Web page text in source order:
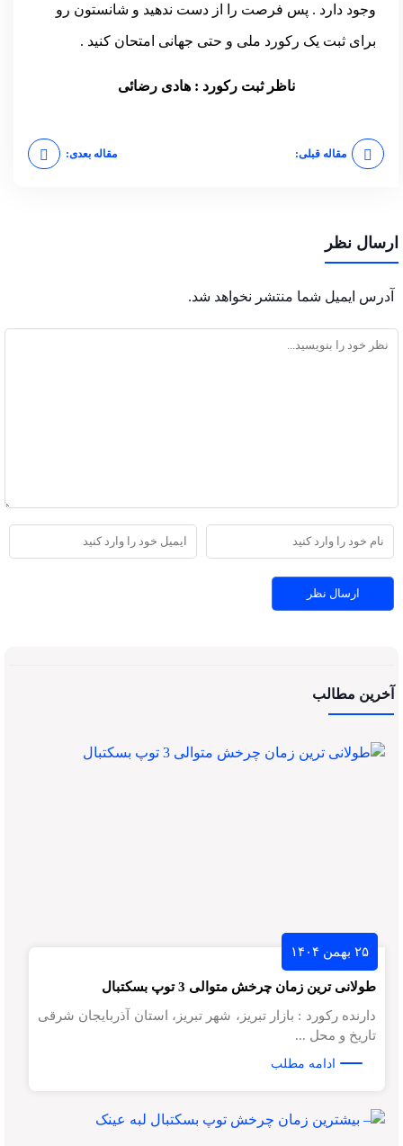
آخرین مطالب
۲۵ بهمن ۱۴۰۴
طولانی ترین زمان چرخش متوالی 3 توپ بسکتبال
دارنده رکورد : بازار تبریز، شهر تبریز، استان آذربایجان شرقی
تاریخ و محل ...
ادامه مطلب
وجود دارد . پس فرصت را از دست ندهید و شانستون رو
برای ثبت یک رکورد ملی و حتی جهانی امتحان کنید .
ناظر ثبت رکورد : هادی رضائی
مقاله قبلی: مقاله بعدی:
ارسال نظر
آدرس ایمیل شما منتشر نخواهد شد.